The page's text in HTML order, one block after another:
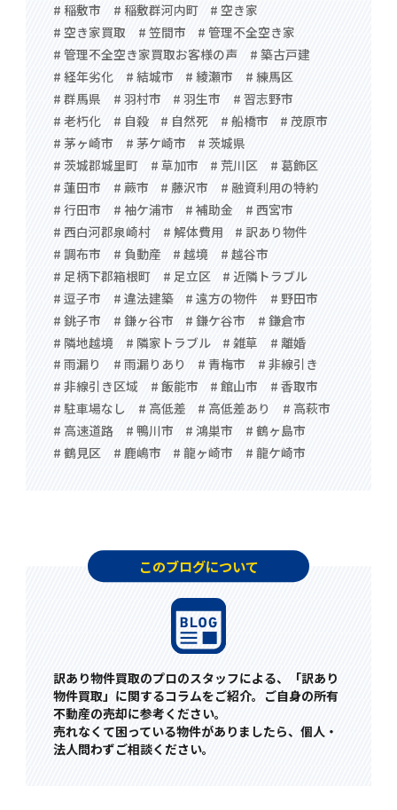
# 稲敷市
# 稲敷群河内町
# 空き家
# 空き家買取
# 笠間市
# 管理不全空き家
# 管理不全空き家買取お客様の声
# 築古戸建
# 経年劣化
# 結城市 # 綾瀬市
# 練馬区
# 群馬県
# 羽村市 # 羽生市
# 習志野市
# 老朽化
# 自殺 # 自然死 # 船橋市
# 茂原市
# 茅ヶ崎市
# 茅ケ崎市
# 茨城県
# 茨城郡城里町
# 草加市 # 荒川区
# 葛飾区
# 蓮田市
# 蕨市 # 藤沢市
# 融資利用の特約
# 行田市
# 袖ケ浦市 # 補助金
# 西宮市
# 西白河郡泉崎村
# 解体費用
# 訳あり物件
# 調布市
# 負動産 # 越境
# 越谷市
# 足柄下郡箱根町
# 足立区
# 近隣トラブル
# 逗子市
# 違法建築 # 遠方の物件
# 野田市
# 銚子市
# 鎌ヶ谷市 # 鎌ケ谷市
# 鎌倉市
# 隣地越境
# 隣家トラブル # 雑草
# 離婚
# 雨漏り
# 雨漏りあり # 青梅市
# 非線引き
# 非線引き区域
# 飯能市 # 館山市
# 香取市
# 駐車場なし
# 高低差 # 高低差あり
# 高萩市
# 高速道路
# 鴨川市 # 鴻巣市
# 鶴ヶ島市
# 鶴見区
# 鹿嶋市 # 龍ヶ崎市 # 龍ケ崎市
このブログについて
訳あり物件買取のプロのスタッフによる、「訳あり
物件買取」に関するコラムをご紹介。ご自身の所有
不動産の売却に参考ください。
売れなくて困っている物件がありましたら、個人・
法人問わずご相談ください。